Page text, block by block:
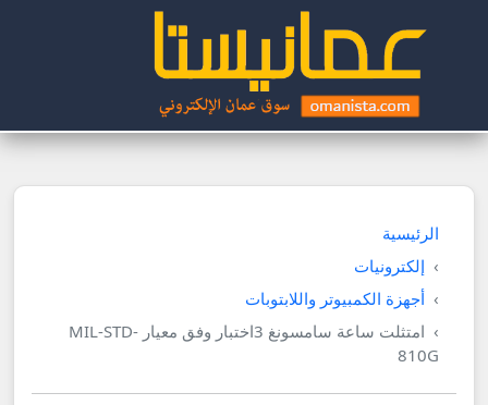
الرئيسية
إلكترونيات
أجهزة الكمبيوتر واللابتوبات
امتثلت ساعة سامسونغ 3اختبار وفق معيار MIL-STD-
810G